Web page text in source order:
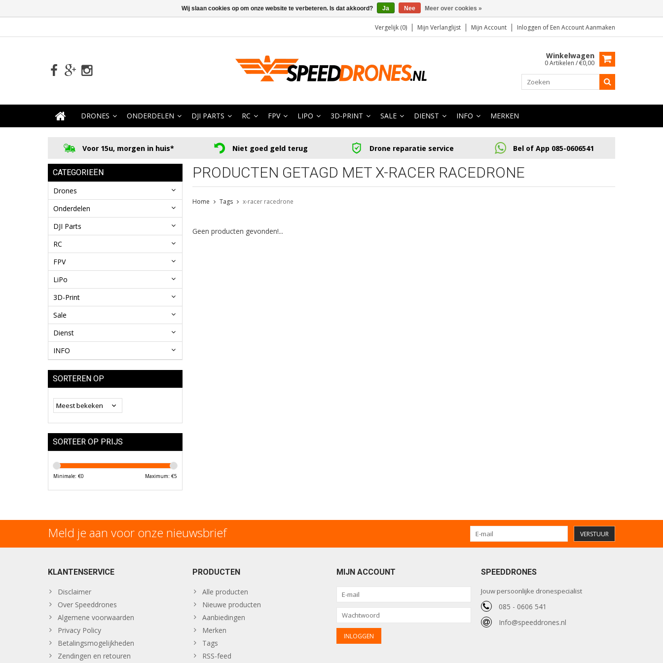
Vergelijk (0) Mijn Verlanglijst Mijn Account Inloggen of Een Account Aanmaken
Winkelwagen
0 Artikelen / €0,00
DRONES ONDERDELEN DJI PARTS RC FPV LIPO 3D-PRINT SALE DIENST INFO MERKEN
Voor 15u, morgen in huis* Niet goed geld terug Drone reparatie service Bel of App 085-0606541
CATEGORIEËN
Drones
Onderdelen
DJI Parts
RC
FPV
LiPo
3D-Print
Sale
Dienst
INFO
SORTEREN OP
SORTEER OP PRIJS
Minimale: €0 Maximum: €5
PRODUCTEN GETAGD MET X-RACER RACEDRONE
Home Tags x-racer racedrone
Geen producten gevonden!...
Meld je aan voor onze nieuwsbrief VERSTUUR
KLANTENSERVICE
Disclaimer
Over Speeddrones
Algemene voorwaarden
Privacy Policy
Betalingsmogelijkheden
Zendingen en retouren
PRODUCTEN
Alle producten
Nieuwe producten
Aanbiedingen
Merken
Tags
RSS-feed
MIJN ACCOUNT SPEEDDRONES
Jouw persoonlijke dronespecialist
085 - 0606 541
Info@speeddrones.nl
Wij slaan cookies op om onze website te verbeteren. Is dat akkoord? Ja Nee Meer over cookies »